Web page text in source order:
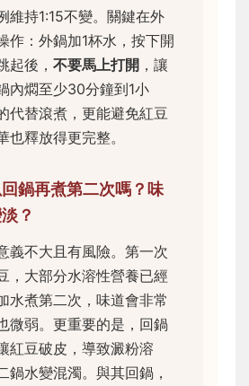
維持1:15不變。關鍵在外
作：外鍋加1杯水，按下開
起後， 不要馬上打開 ，讓
內燜至少30分鐘到1小
代替滾煮，更能避免紅豆
也釋放得更完整。
鍋再煮第二次嗎？味
？
義不大且有風險。第一次
，大部分水溶性營養已經
水煮第二次，味道會非常
微弱。更重要的是，回鍋
紅豆破皮，導致澱粉溶
鍋水變混濁。與其回鍋，